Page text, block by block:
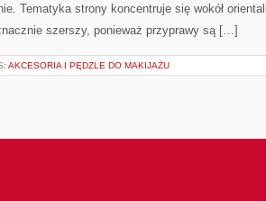
Tematyka strony koncentruje się wokół
szerszy, ponieważ przyprawy są […]
AKCESORIA I PĘDZLE DO MAKIJAŻU